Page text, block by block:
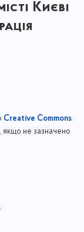
Києві
Creative Commons
, якщо не зазначено